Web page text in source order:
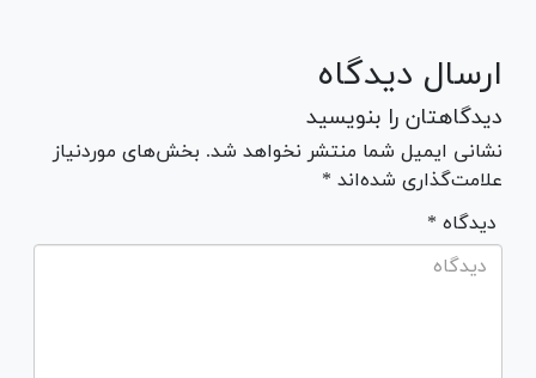
ارسال دیدگاه
دیدگاهتان را بنویسید
نشانی ایمیل شما منتشر نخواهد شد. بخش‌های موردنیاز
علامت‌گذاری شده‌اند *
* دیدگاه